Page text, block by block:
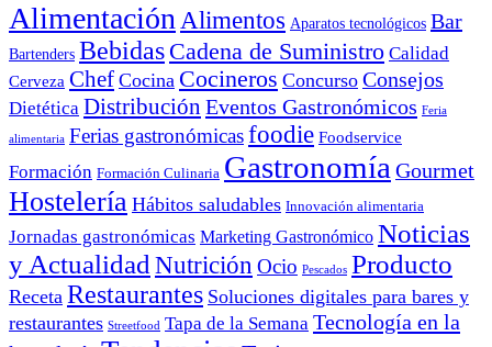
Alimentación Alimentos Aparatos tecnológicos Bar
Bartenders Bebidas Cadena de Suministro Calidad
Cerveza Chef Cocina Cocineros Concurso Consejos
Dietética Distribución Eventos Gastronómicos Feria
alimentaria Ferias gastronómicasfoodie Foodservice
Formación Formación Culinaria Gastronomía Gourmet
Hostelería Hábitos saludables Innovación alimentaria
Jornadas gastronómicas Marketing Gastronómico Noticias
y Actualidad Nutrición Ocio Pescados Producto
Receta Restaurantes Soluciones digitales para bares y
restaurantes Streetfood Tapa de la Semana Tecnología en la